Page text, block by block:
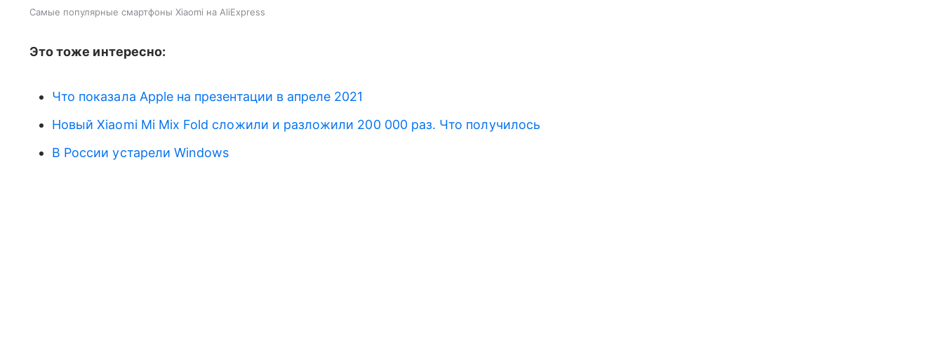
Самые популярные смартфоны Xiaomi на AliExpress
Это тоже интересно:
Что показала Apple на презентации в апреле 2021
Новый Xiaomi Mi Mix Fold сложили и разложили 200 000 раз. Что получилось
В России устарели Windows